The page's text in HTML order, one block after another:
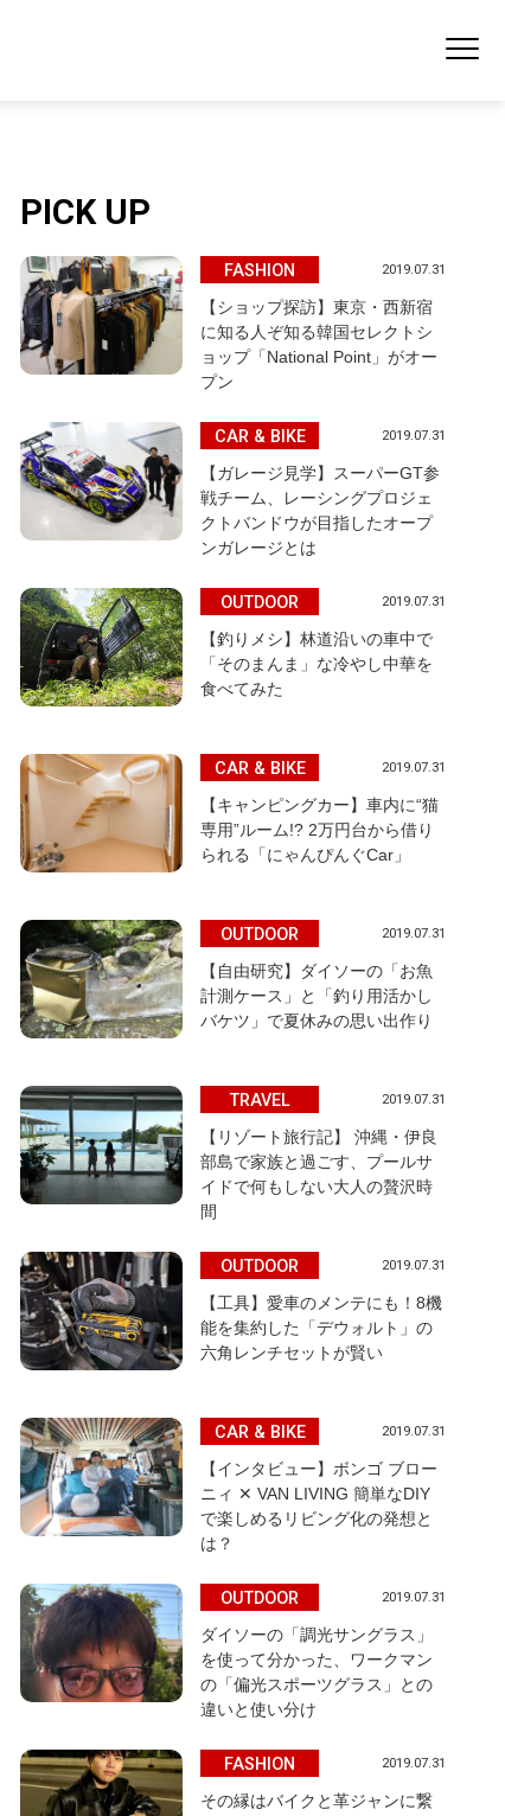
PICK UP
FASHION 2019.07.31
【ショップ探訪】東京・西新宿
に知る人ぞ知る韓国セレクトシ
ョップ「National Point」がオー
プン
CAR & BIKE 2019.07.31
【ガレージ見学】スーパーGT参
戦チーム、レーシングプロジェ
クトバンドウが目指したオープ
ンガレージとは
OUTDOOR 2019.07.31
【釣りメシ】林道沿いの車中で
「そのまんま」な冷やし中華を
食べてみた
CAR & BIKE 2019.07.31
【キャンピングカー】車内に“猫
専用”ルーム!? 2万円台から借り
られる「にゃんぴんぐCar」
OUTDOOR 2019.07.31
【自由研究】ダイソーの「お魚
計測ケース」と「釣り用活かし
バケツ」で夏休みの思い出作り
TRAVEL 2019.07.31
【リゾート旅行記】 沖縄・伊良
部島で家族と過ごす、プールサ
イドで何もしない大人の贅沢時
間
OUTDOOR 2019.07.31
【工具】愛車のメンテにも！8機
能を集約した「デウォルト」の
六角レンチセットが賢い
CAR & BIKE 2019.07.31
【インタビュー】ボンゴ ブロー
ニィ ✕ VAN LIVING 簡単なDIY
で楽しめるリビング化の発想と
は？
OUTDOOR 2019.07.31
ダイソーの「調光サングラス」
を使って分かった、ワークマン
の「偏光スポーツグラス」との
違いと使い分け
FASHION 2019.07.31
その縁はバイクと革ジャンに繋